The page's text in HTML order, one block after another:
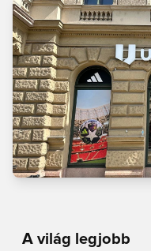
A világ legjobb